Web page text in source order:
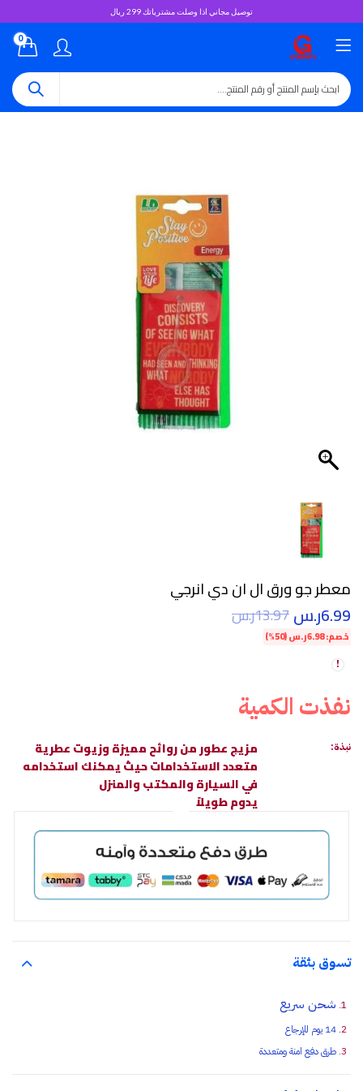
توصيل مجاني اذا وصلت مشترياتك 299 ريال
0
معطر جو ورق ال ان دي انرجي
6.99ر.س13.97ر.س
خصم:6.98ر.س(50%)
نفذت الكمية
نبذة:
مزيج عطور من روائح مميزة وزيوت عطرية
متعدد الاستخدامات حيث يمكنك استخدامه
في السيارة والمكتب والمنزل
يدوم طويلاً
تسوق بثقة
شحن سريع
14 يوم للإرجاع
طرق دفع امنة ومتعددة